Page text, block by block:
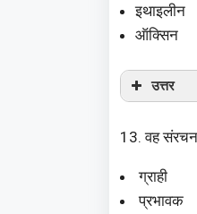
इथाइलीन
ऑक्सिन
उत्तर
13. वह
ग्राही
प्रभावक